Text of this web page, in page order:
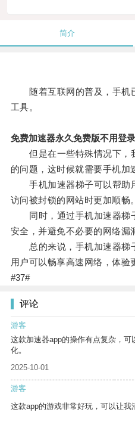
简介
随着互联网的普及，手机
工具。
免费加速器永久免费版不用登录
但是在一些特殊情况下，
的问题，这时候就需要手机加
手机加速器梯子可以帮助
访问被封锁的网站时更加顺畅。
同时，通过手机加速器梯
安全，并避免不必要的网络漏
总的来说，手机加速器梯
用户可以畅享高速网络，体验
#37#
评论
游客
这款加速器app的操作有点复杂，
化。
2025-10-01
游客
这款app的游戏非常好玩，可以让我